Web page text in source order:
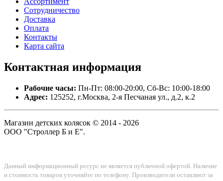
Сотрудничество
Доставка
Оплата
Контакты
Карта сайта
Контактная информация
Рабочие часы: Пн-Пт: 08:00-20:00, Сб-Вс: 10:00-18:00
Адрес: 125252, г.Москва, 2-я Песчаная ул., д.2, к.2
Магазин детских колясок © 2014 - 2026
ООО "Строллер Б и Е".
Данный информационный ресурс не является публичной офертой. Наличие
и стоимость товаров уточняйте по телефону. Производители оставляют за